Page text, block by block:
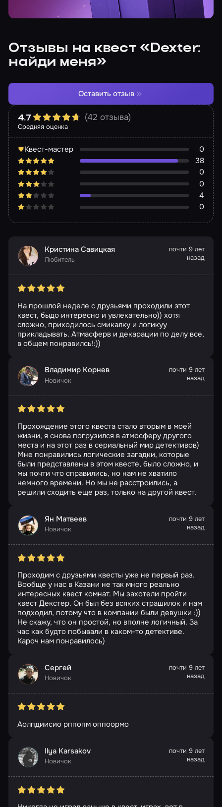
Отзывы на квест «Dexter:
найди меня»
Средняя оценка
4.7 (42 отзыва)
Квест-мастер
0
38
0
0
4
0
Оставить отзыв
Кристина Савицкая
Любитель
почти 9 лет
назад
На прошлой неделе с друзьями проходили этот
квест, быдо интересно и увлекательно)) хотя
сложно, приходилось смикалку и логикуу
прикладывать. Атмасферв и декарации по делу все,
в общем понравилсь!:))
Владимир Корнев
Новичок
почти 9 лет
назад
Прохождение этого квеста стало вторым в моей
жизни, я снова погрузился в атмосферу другого
места и на этот раз в сериальный мир детективов)
Мне понравились логические загадки, которые
были представлены в этом квесте, было сложно, и
мы почти что справились, но нам не хватило
немного времени. Но мы не расстроились, а
решили сходить еще раз, только на другой квест.
Ян Матвеев
Новичок
почти 9 лет
назад
Проходим с друзьями квесты уже не первый раз.
Вообще у нас в Казани не так много реально
интересных квест комнат. Мы захотели пройти
квест Декстер. Он был без всяких страшилок и нам
подходил, потому что в компании были девушки :))
Не скажу, что он простой, но вполне логичный. За
час как будто побывали в каком-то детективе.
Кароч нам понравилось)
Сергей
Новичок
почти 9 лет
назад
Аолпдиисио рппопм оппоормо
Ilya Karsakov
Новичок
почти 9 лет
назад